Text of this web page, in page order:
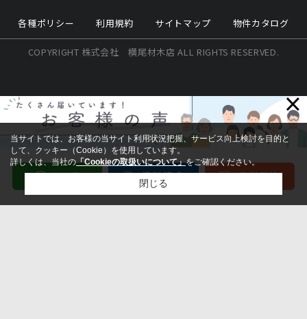
各種ポリシー 利用規約 サイトマップ 物件カタログ
COPYRIGHT 株式会社 横尾材木店 ALL RIGHTS RESERVED.
×
当サイトでは、お客様の当サイト利用状況把握、サービス向上検討を目的と
して、クッキー（Cookie）を使用しています。
詳しくは、当社の「Cookieの取扱いについて」をご確認ください。
閉じる